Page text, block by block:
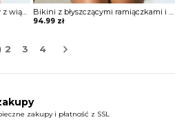
Strój kąpielowy dwuczęściowy z wiązaniem na biuście Bikini z błyszczącymi ramiączkami i gumkami przy majtkach
94.99 zł
2 3 4
zakupy i płatność z SSL